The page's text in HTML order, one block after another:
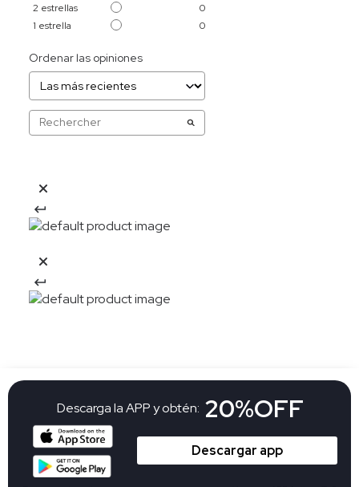
2 estrellas
0
1 estrella 0
Ordenar las opiniones
Descarga la APP y obtén: 20%OFF
Descargar app